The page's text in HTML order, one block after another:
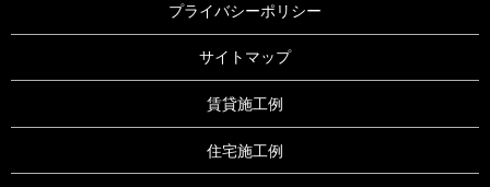
プライバシーポリシー
サイトマップ
賃貸施工例
住宅施工例